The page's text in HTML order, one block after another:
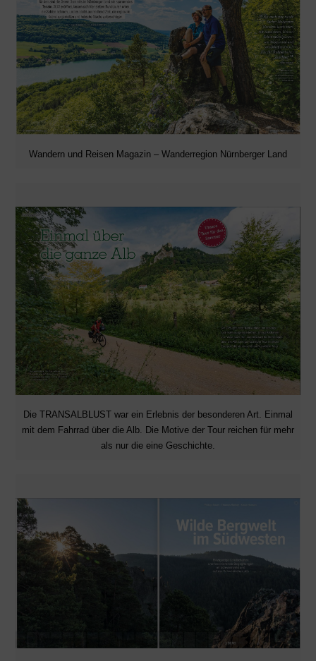
Wandern und Reisen Magazin – Wanderregion Nürnberger Land
Die TRANSALBLUST war ein Erlebnis der besonderen Art. Einmal
mit dem Fahrrad über die Alb. Die Motive der Tour reichen für mehr
als nur die eine Geschichte.